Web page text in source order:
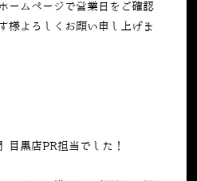
ームページで営業日をご確認
様よろしくお願い申し上げま
黒店PR担当でした！